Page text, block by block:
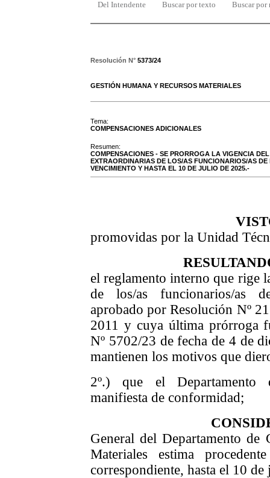
Del Intendente Buscar por texto Buscar por
Resolución N° 5373/24
GESTIÓN HUMANA Y RECURSOS MATERIALES
Tema:
COMPENSACIONES ADICIONALES
Resumen:
COMPENSACIONES - SE PRORROGA LA VIGENCIA
EXTRAORDINARIAS DE LOS/AS FUNCIONARIOS/AS
VENCIMIENTO Y HASTA EL 10 DE JULIO DE 2025.-
promovidas por la Unidad
el reglamento interno que rige
de los/as funcionarios/as
aprobado por Resolución Nº
2011 y cuya última prórroga
Nº 5702/23 de fecha de 4 de
mantienen los motivos que
2º.) que el Departamento
manifiesta de conformidad;
General del Departamento de
Materiales estima
correspondiente, hasta el 10